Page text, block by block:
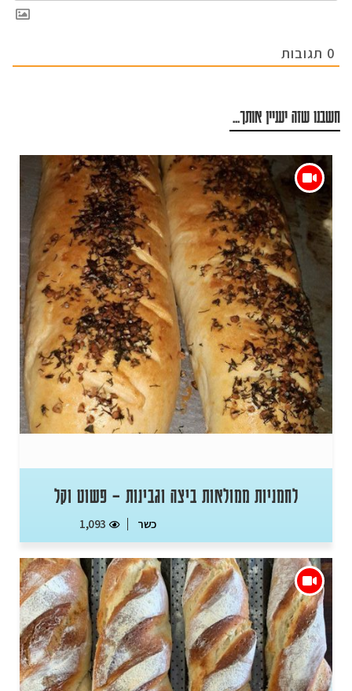
0 תגובות
חשבנו שזה יעניין אותך...
לחמניות ממולאות ביצה וגבינות – פשוט וקל
כשר 1,093